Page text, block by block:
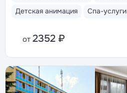
Детская анимация
Спа-услуги
от 2352 ₽